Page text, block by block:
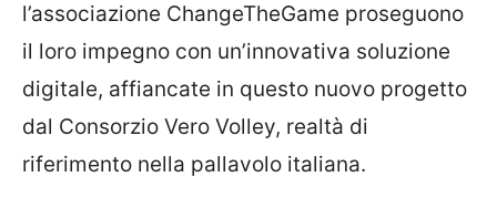
l’associazione ChangeTheGame proseguono
il loro impegno con un’innovativa soluzione
digitale, affiancate in questo nuovo progetto
dal Consorzio Vero Volley, realtà di
riferimento nella pallavolo italiana.